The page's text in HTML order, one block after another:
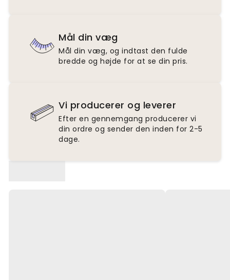
Mål din væg
Mål din væg, og indtast den fulde
bredde og højde for at se din pris.
Vi producerer og leverer
Efter en gennemgang producerer vi
din ordre og sender den inden for 2-5
dage.